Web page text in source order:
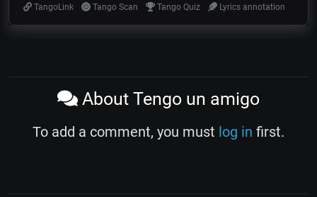
TangoLink
Tango Scan Tango Quiz Lyrics annotation
About Tengo un amigo
To add a comment, you must log in first.